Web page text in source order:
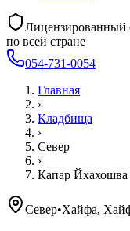
Лицензированный
по всей стране
054-731-0054
Главная
›
Кладбища
›
Север
›
Капар Йхахошва
Север•Хайфа,